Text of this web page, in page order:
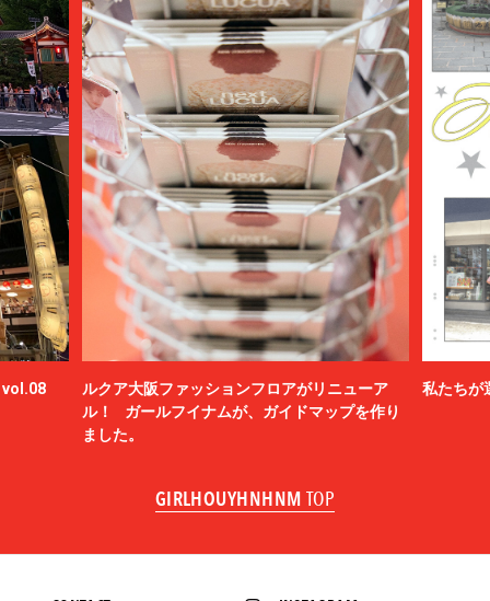
BAMBOO SHOOTS
Battenwear
BEAMS PLUS
beautiful people
BED j.w. FORD
BEDWIN & THE HEARTBREAKERS
bemerkung
BERLUTI
BLACKBIRD
BlackEyePatch
BlackWeirdos
BLAHW
BLANC
Blanc YM
BOTTEGA VENETA
vol.08
ルクア大阪ファッションフロアがリニューア
ル！ ガールフイナムが、ガイドマップを作り
ました。
私たちが
GIRLHOUYHNHNM TOP